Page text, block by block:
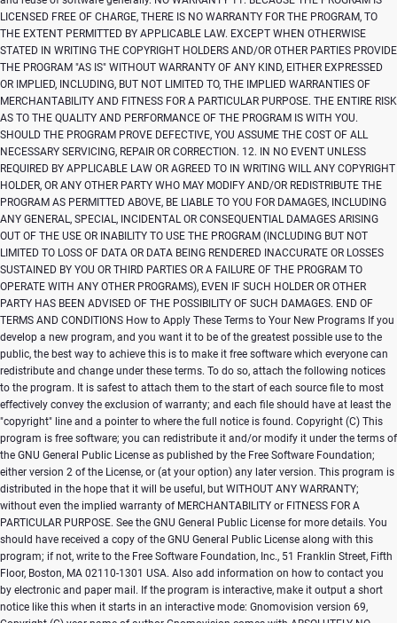
Copyright (C) This
program is free software; you can redistribute it and/or modify it under the terms of
the GNU General Public License as published by the Free Software Foundation;
either version 2 of the License, or (at your option) any later version. This program is
distributed in the hope that it will be useful, but WITHOUT ANY WARRANTY;
without even the implied warranty of MERCHANTABILITY or FITNESS FOR A
PARTICULAR PURPOSE. See the GNU General Public License for more details. You
should have received a copy of the GNU General Public License along with this
program; if not, write to the Free Software Foundation, Inc., 51 Franklin Street, Fifth
Floor, Boston, MA 02110-1301 USA. Also add information on how to contact you
by electronic and paper mail. If the program is interactive, make it output a short
notice like this when it starts in an interactive mode: Gnomovision version 69,